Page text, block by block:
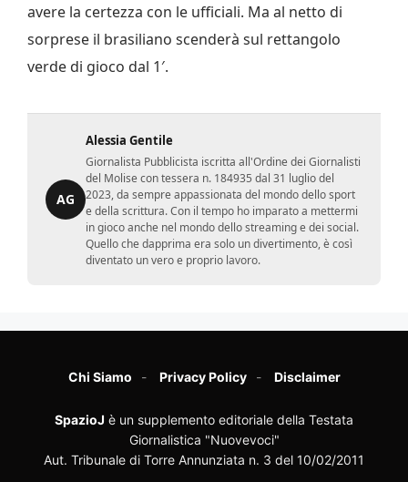
avere la certezza con le ufficiali. Ma al netto di
sorprese il brasiliano scenderà sul rettangolo
verde di gioco dal 1′.
AG
Alessia Gentile
Giornalista Pubblicista iscritta all'Ordine dei Giornalisti
del Molise con tessera n. 184935 dal 31 luglio del
2023, da sempre appassionata del mondo dello sport
e della scrittura. Con il tempo ho imparato a mettermi
in gioco anche nel mondo dello streaming e dei social.
Quello che dapprima era solo un divertimento, è così
diventato un vero e proprio lavoro.
Chi Siamo Privacy Policy Disclaimer
SpazioJ è un supplemento editoriale della Testata
Giornalistica "Nuovevoci"
Aut. Tribunale di Torre Annunziata n. 3 del 10/02/2011